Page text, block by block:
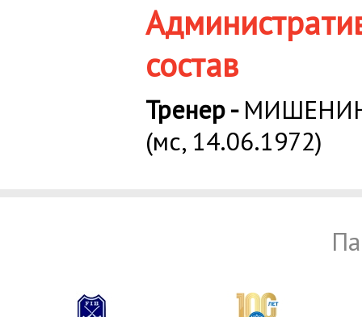
состав
Тренер -
(мс, 14.06.1972)